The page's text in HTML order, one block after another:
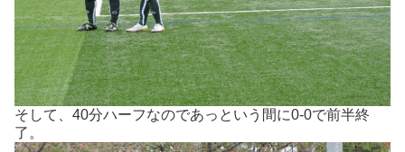
そして、40分ハーフなのであっという間に0-0で前半終
了。